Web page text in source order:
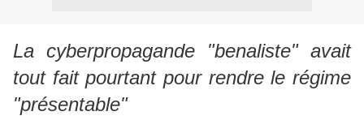
La cyberpropagande "benaliste" avait
tout fait pourtant pour rendre le régime
"présentable"